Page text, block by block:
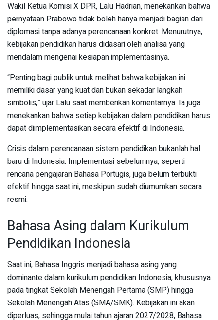
Wakil Ketua Komisi X DPR, Lalu Hadrian, menekankan bahwa
pernyataan Prabowo tidak boleh hanya menjadi bagian dari
diplomasi tanpa adanya perencanaan konkret. Menurutnya,
kebijakan pendidikan harus didasari oleh analisa yang
mendalam mengenai kesiapan implementasinya.
“Penting bagi publik untuk melihat bahwa kebijakan ini
memiliki dasar yang kuat dan bukan sekadar langkah
simbolis,” ujar Lalu saat memberikan komentarnya. Ia juga
menekankan bahwa setiap kebijakan dalam pendidikan harus
dapat diimplementasikan secara efektif di Indonesia.
Crisis dalam perencanaan sistem pendidikan bukanlah hal
baru di Indonesia. Implementasi sebelumnya, seperti
rencana pengajaran Bahasa Portugis, juga belum terbukti
efektif hingga saat ini, meskipun sudah diumumkan secara
resmi.
Bahasa Asing dalam Kurikulum
Pendidikan Indonesia
Saat ini, Bahasa Inggris menjadi bahasa asing yang
dominante dalam kurikulum pendidikan Indonesia, khususnya
pada tingkat Sekolah Menengah Pertama (SMP) hingga
Sekolah Menengah Atas (SMA/SMK). Kebijakan ini akan
diperluas, sehingga mulai tahun ajaran 2027/2028, Bahasa